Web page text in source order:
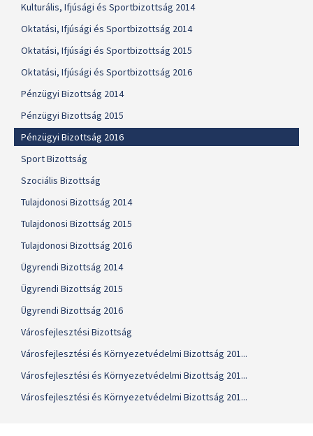
Kulturális, Ifjúsági és Sportbizottság 2014
Oktatási, Ifjúsági és Sportbizottság 2014
Oktatási, Ifjúsági és Sportbizottság 2015
Oktatási, Ifjúsági és Sportbizottság 2016
Pénzügyi Bizottság 2014
Pénzügyi Bizottság 2015
Pénzügyi Bizottság 2016
Sport Bizottság
Szociális Bizottság
Tulajdonosi Bizottság 2014
Tulajdonosi Bizottság 2015
Tulajdonosi Bizottság 2016
Ügyrendi Bizottság 2014
Ügyrendi Bizottság 2015
Ügyrendi Bizottság 2016
Városfejlesztési Bizottság
Városfejlesztési és Környezetvédelmi Bizottság 201...
Városfejlesztési és Környezetvédelmi Bizottság 201...
Városfejlesztési és Környezetvédelmi Bizottság 201...